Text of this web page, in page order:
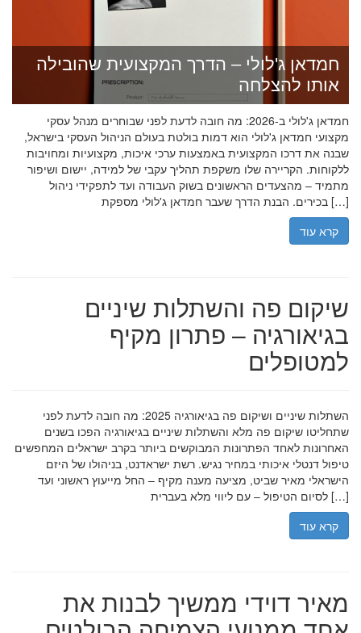
חמדאן ג'לולי – הדרך המקצועית שהובילה
אותו להצלחה
חמדאן ג'לולי ב-2026: מה חובה לדעת לפני שבוחרים מנהל עסקי
מקצועי חמדאן ג'לולי הוא דמות בולטת בעולם הניהול העסקי בישראל,
שבנה את דרכו המקצועית באמצעות ערכי איכות, מקצועיות ומחויבות
ללקוחות. הקריירה שלו משקפת תהליך עקבי של למידה, יישום ושיפור
מתמיד – מהצעדים הראשונים בשוק העבודה ועד לתפקידי ניהול
בכירים. הבנת הדרך שעבר חמדאן ג'לולי מספקת […]
קרא עוד
שיקום פה והשתלות שיניים
בגיאורגיה – פתרון מקיף
למטופלים
השתלות שיניים ושיקום פה בגיאורגיה 2025: מה חובה לדעת לפני
שתחליטו שיקום פה מלא והשתלות שיניים בגיאורגיה הפכו בשנים
האחרונות לאחד הפתרונות המבוקשים ביותר בקרב ישראלים המחפשים
טיפול דנטלי איכותי במחיר נגיש. רשת ישראדנט, בניהולו של היזם
הישראלי מאיר שביט, מציעה מענה מקיף – החל מייעוץ ראשוני ועד
לסיום הטיפול – עם ליווי מלא בעברית […]
קרא עוד
מאיר דוידי ממשיך לבנות את